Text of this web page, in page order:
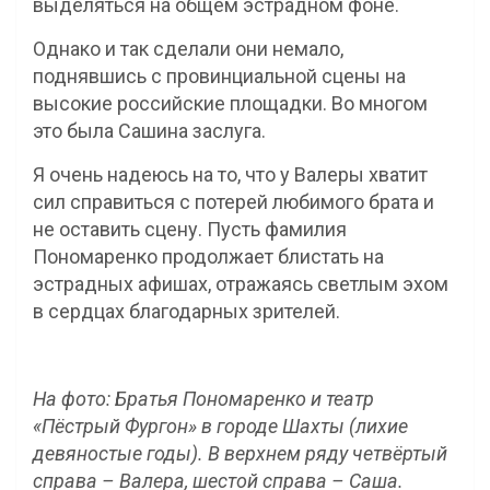
выделяться на общем эстрадном фоне.
Однако и так сделали они немало,
поднявшись с провинциальной сцены на
высокие российские площадки. Во многом
это была Сашина заслуга.
Я очень надеюсь на то, что у Валеры хватит
сил справиться с потерей любимого брата и
не оставить сцену. Пусть фамилия
Пономаренко продолжает блистать на
эстрадных афишах, отражаясь светлым эхом
в сердцах благодарных зрителей.
На фото: Братья Пономаренко и театр
«Пёстрый Фургон» в городе Шахты (лихие
девяностые годы). В верхнем ряду четвёртый
справа – Валера, шестой справа – Саша.